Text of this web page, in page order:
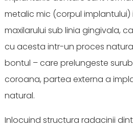
metalic mic (corpul implantului)
maxilarului sub linia gingivala,
cu acesta intr-un proces
bontul – care prelungeste
coroana, partea externa a
natural.
Inlocuind structura radacinii